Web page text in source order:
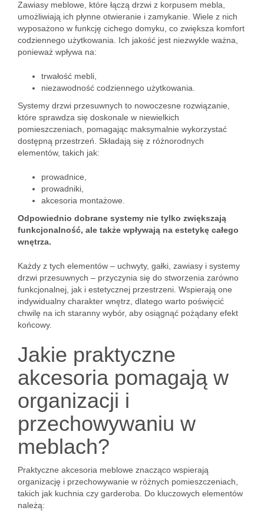
Zawiasy meblowe, które łączą drzwi z korpusem mebla,
umożliwiają ich płynne otwieranie i zamykanie. Wiele z nich
wyposażono w funkcję cichego domyku, co zwiększa komfort
codziennego użytkowania. Ich jakość jest niezwykle ważna,
ponieważ wpływa na:
trwałość mebli,
niezawodność codziennego użytkowania.
Systemy drzwi przesuwnych to nowoczesne rozwiązanie,
które sprawdza się doskonale w niewielkich
pomieszczeniach, pomagając maksymalnie wykorzystać
dostępną przestrzeń. Składają się z różnorodnych
elementów, takich jak:
prowadnice,
prowadniki,
akcesoria montażowe.
Odpowiednio dobrane systemy nie tylko zwiększają
funkcjonalność, ale także wpływają na estetykę całego
wnętrza.
Każdy z tych elementów – uchwyty, gałki, zawiasy i systemy
drzwi przesuwnych – przyczynia się do stworzenia zarówno
funkcjonalnej, jak i estetycznej przestrzeni. Wspierają one
indywidualny charakter wnętrz, dlatego warto poświęcić
chwilę na ich staranny wybór, aby osiągnąć pożądany efekt
końcowy.
Jakie praktyczne
akcesoria pomagają w
organizacji i
przechowywaniu w
meblach?
Praktyczne akcesoria meblowe znacząco wspierają
organizację i przechowywanie w różnych pomieszczeniach,
takich jak kuchnia czy garderoba. Do kluczowych elementów
należą: